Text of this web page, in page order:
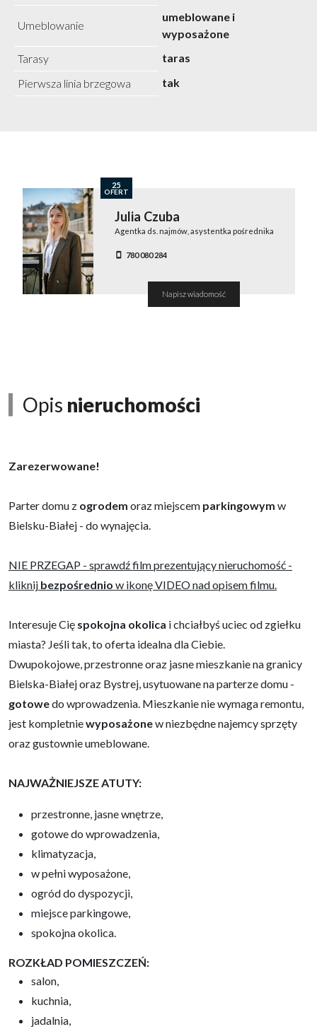
Umeblowanie
umeblowane i
wyposażone
Tarasy
taras
Pierwsza linia brzegowa
tak
Julia Czuba
Agentka ds. najmów, asystentka pośrednika
780 080 284
Napisz wiadomość
25
OFERT
Opis nieruchomości
Zarezerwowane!
Parter domu z ogrodem oraz miejscem parkingowym w
Bielsku-Białej - do wynajęcia.
NIE PRZEGAP - sprawdź film prezentujący nieruchomość -
kliknij bezpośrednio w ikonę VIDEO nad opisem filmu.
Interesuje Cię spokojna okolica i chciałbyś uciec od zgiełku
miasta? Jeśli tak, to oferta idealna dla Ciebie.
Dwupokojowe, przestronne oraz jasne mieszkanie na granicy
Bielska-Białej oraz Bystrej, usytuowane na parterze domu -
gotowedo wprowadzenia. Mieszkanie nie wymaga remontu,
jest kompletniewyposażonew niezbędne najemcy sprzęty
oraz gustownie umeblowane.
NAJWAŻNIEJSZE ATUTY:
przestronne, jasne wnętrze,
gotowe do wprowadzenia,
klimatyzacja,
w pełni wyposażone,
ogród do dyspozycji,
miejsce parkingowe,
spokojna okolica.
ROZKŁAD POMIESZCZEŃ:
salon,
kuchnia,
jadalnia,